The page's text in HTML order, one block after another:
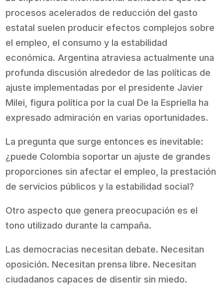
procesos acelerados de reducción del gasto
estatal suelen producir efectos complejos sobre
el empleo, el consumo y la estabilidad
económica. Argentina atraviesa actualmente una
profunda discusión alrededor de las políticas de
ajuste implementadas por el presidente Javier
Milei, figura política por la cual De la Espriella ha
expresado admiración en varias oportunidades.
La pregunta que surge entonces es inevitable:
¿puede Colombia soportar un ajuste de grandes
proporciones sin afectar el empleo, la prestación
de servicios públicos y la estabilidad social?
Otro aspecto que genera preocupación es el
tono utilizado durante la campaña.
Las democracias necesitan debate. Necesitan
oposición. Necesitan prensa libre. Necesitan
ciudadanos capaces de disentir sin miedo.